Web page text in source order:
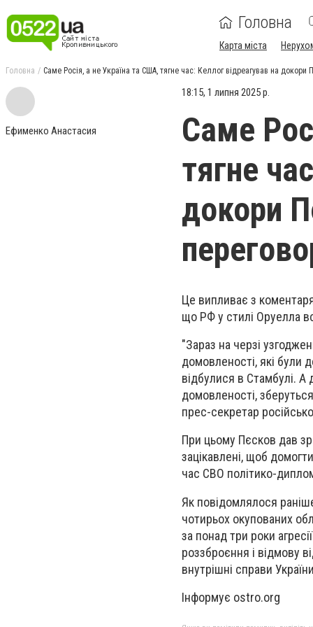
Головна
Карта міста
Головна Саме Росія, а не Україна та США, тягне час: Келлог відреагував на докори
Ефименко Анастасия
18:15, 1 липня 2025 р.
Саме
тягне
докори
Це випливає з
що РФ у стилі Оруелла
"Зараз на черзі
домовленості, які були
відбулися в Стамбулі. А
домовленості,
прес-секретар
При цьому Пєсков дав
зацікавлені, щоб
час СВО політико-
Як повідомлялося
чотирьох окупованих
за понад три роки
роззброєння і відмову
внутрішні справи
Інформує ostro.org